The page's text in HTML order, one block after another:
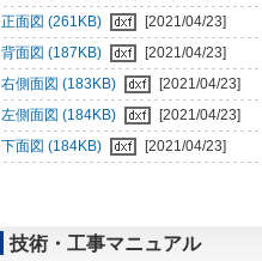
正面図 (261KB)
[2021/04/23]
背面図 (187KB)
[2021/04/23]
右側面図 (183KB)
[2021/04/23]
左側面図 (184KB)
[2021/04/23]
下面図 (184KB)
[2021/04/23]
技術・工事マニュアル